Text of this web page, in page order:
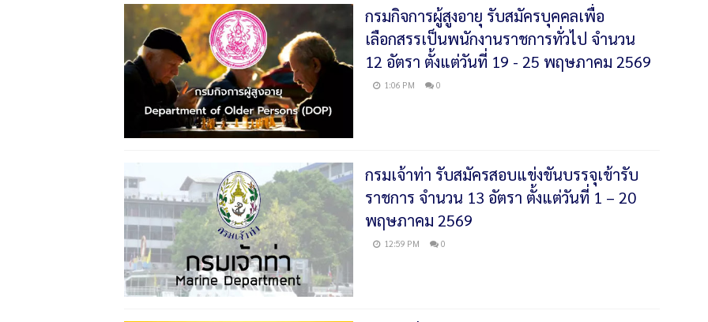
กรมกิจการผู้สูงอายุ รับสมัครบุคคลเพื่อ
เลือกสรรเป็นพนักงานราชการทั่วไป จำนวน
12 อัตรา ตั้งแต่วันที่ 19 - 25 พฤษภาคม 2569
1:06 PM 0
กรมเจ้าท่า รับสมัครสอบแข่งขันบรรจุเข้ารับ
ราชการ จำนวน 13 อัตรา ตั้งแต่วันที่ 1 – 20
พฤษภาคม 2569
12:59 PM 0